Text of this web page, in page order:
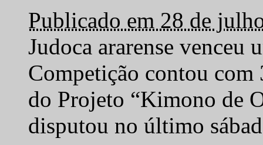
Publicado em 28 de
Judoca ararense venceu
Competição contou com
do Projeto “Kimono de
disputou no último